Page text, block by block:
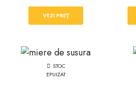
VEZI PREȚ
STOC
EPUIZAT